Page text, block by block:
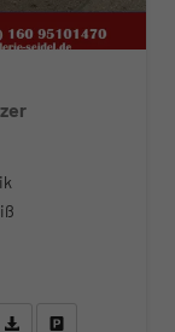
rufen Sie an
Fahrzeugexposé (PDF)